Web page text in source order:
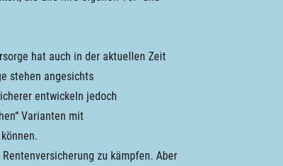
hat auch in der aktuellen Zeit
stehen angesichts
entwickeln jedoch
Varianten mit
zu kämpfen. Aber